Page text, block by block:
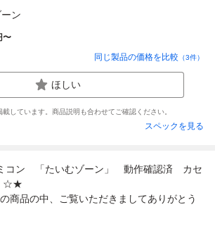
ン
〜
同じ製品の価格を比較 （3件）
ほしい
しています。商品説明も合わせてご確認ください。
スペックを見る
ン 「たいむゾーン」 動作確認済 カセ
☆★
品の中、ご覧いただきましてありがとう